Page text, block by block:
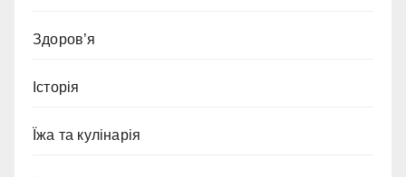
Здоров’я
Історія
Їжа та кулінарія